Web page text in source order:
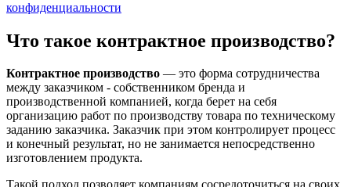
конфиденциальности
Что такое контрактное производство?
Контрактное производство — это форма сотрудничества
между заказчиком - собственником бренда и
производственной компанией, когда берет на себя
организацию работ по производству товара по техническому
заданию заказчика. Заказчик при этом контролирует процесс
и конечный результат, но не занимается непосредственно
изготовлением продукта.